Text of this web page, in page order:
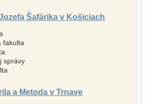
Šafárika v Košiciach
fakulta
správy
a Metoda v Trnave